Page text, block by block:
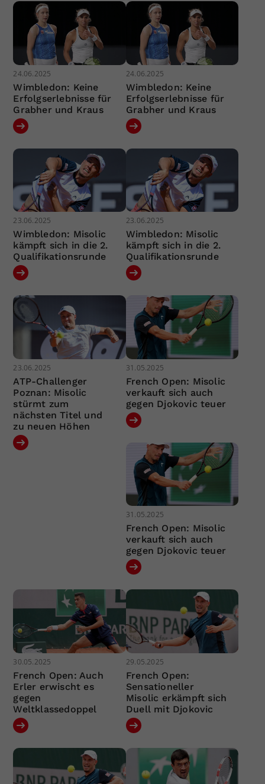
24.06.2025
Wimbledon: Keine
Erfolgserlebnisse für
Grabher und Kraus
24.06.2025
Wimbledon: Keine
Erfolgserlebnisse für
Grabher und Kraus
23.06.2025
Wimbledon: Misolic
kämpft sich in die 2.
Qualifikationsrunde
23.06.2025
Wimbledon: Misolic
kämpft sich in die 2.
Qualifikationsrunde
23.06.2025
ATP-Challenger
Poznan: Misolic
stürmt zum
nächsten Titel und
zu neuen Höhen
31.05.2025
French Open: Misolic
verkauft sich auch
gegen Djokovic teuer
31.05.2025
French Open: Misolic
verkauft sich auch
gegen Djokovic teuer
30.05.2025
French Open: Auch
Erler erwischt es
gegen
Weltklassedoppel
29.05.2025
French Open:
Sensationeller
Misolic erkämpft sich
Duell mit Djokovic